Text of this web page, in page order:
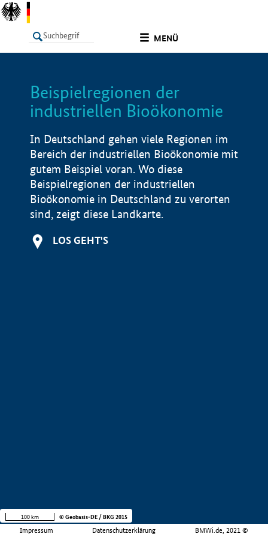
MENÜ
LISTE
Beispielregionen der
industriellen Bioökonomie
In Deutschland gehen viele Regionen im
Bereich der industriellen Bioökonomie mit
gutem Beispiel voran. Wo diese
Beispielregionen der industriellen
Bioökonomie in Deutschland zu verorten
sind, zeigt diese Landkarte.
LOS GEHT'S
Impressum Datenschutzerklärung BMWi.de, 2021 ©
100 km © Geobasis-DE / BKG 2015